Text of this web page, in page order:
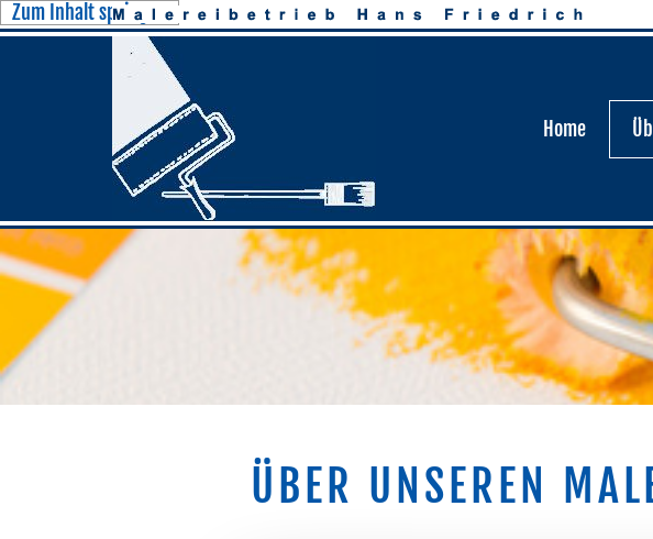
Zum Inhalt springen
Home
ÜBER UNSEREN